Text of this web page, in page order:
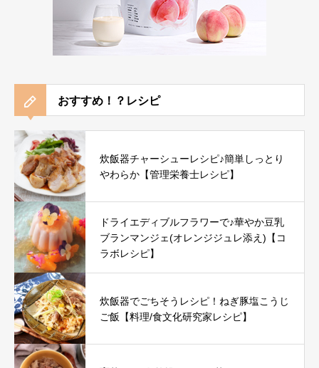
おすすめ！？レシピ
炊飯器チャーシューレシピ♪簡単しっとり
やわらか【管理栄養士レシピ】
ドライエディブルフラワーで♪華やか豆乳
ブランマンジェ(オレンジジュレ添え)【コ
ラボレシピ】
炊飯器でごちそうレシピ！ねぎ豚塩こうじ
ご飯【料理/食文化研究家レシピ】